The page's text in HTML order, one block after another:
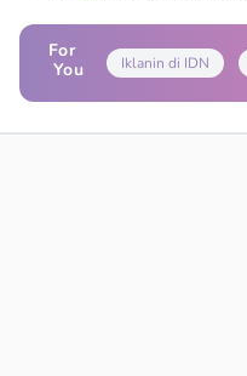
For
You
Iklanin di IDN